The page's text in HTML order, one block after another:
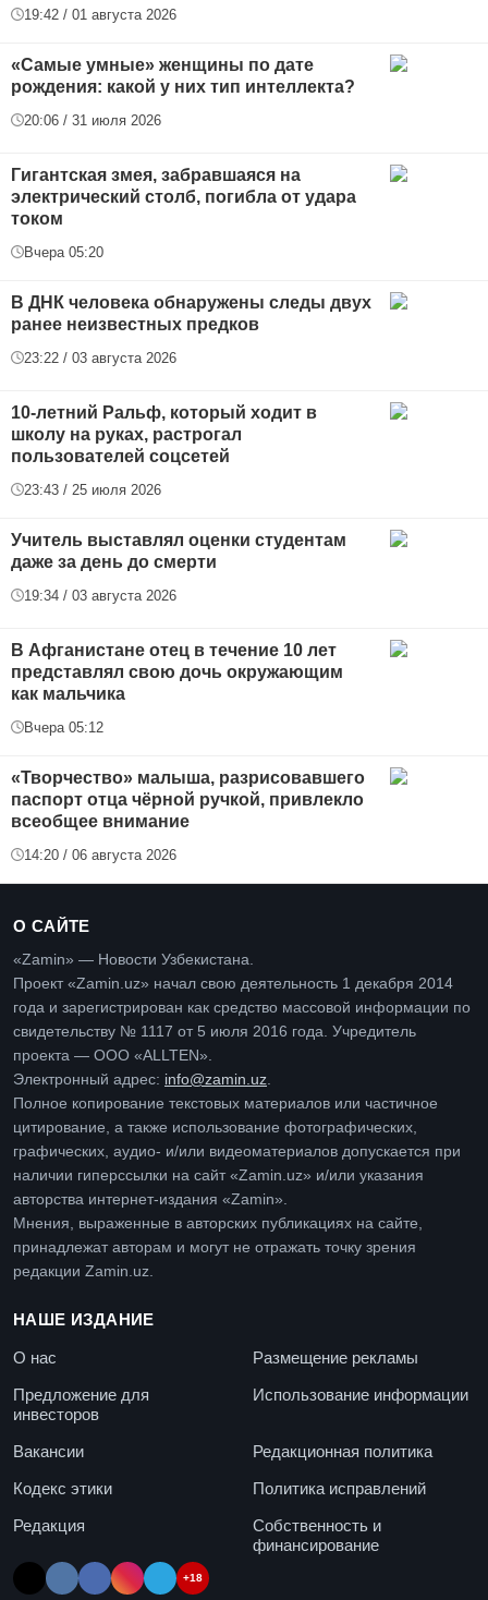
19:42 / 01 августа 2026
«Самые умные» женщины по дате
рождения: какой у них тип интеллекта?
20:06 / 31 июля 2026
Гигантская змея, забравшаяся на
электрический столб, погибла от удара
током
Вчера 05:20
В ДНК человека обнаружены следы двух
ранее неизвестных предков
23:22 / 03 августа 2026
10-летний Ральф, который ходит в
школу на руках, растрогал
пользователей соцсетей
23:43 / 25 июля 2026
Учитель выставлял оценки студентам
даже за день до смерти
19:34 / 03 августа 2026
В Афганистане отец в течение 10 лет
представлял свою дочь окружающим
как мальчика
Вчера 05:12
«Творчество» малыша, разрисовавшего
паспорт отца чёрной ручкой, привлекло
всеобщее внимание
14:20 / 06 августа 2026
О САЙТЕ
«Zamin» — Новости Узбекистана.
Проект «Zamin.uz» начал свою деятельность 1 декабря 2014
года и зарегистрирован как средство массовой информации по
свидетельству № 1117 от 5 июля 2016 года. Учредитель
проекта — ООО «ALLTEN».
Электронный адрес: info@zamin.uz
Полное копирование текстовых материалов или частичное
цитирование, а также использование фотографических,
графических, аудио- и/или видеоматериалов допускается при
наличии гиперссылки на сайт «Zamin.uz» и/или указания
авторства интернет-издания «Zamin».
Мнения, выраженные в авторских публикациях на сайте,
принадлежат авторам и могут не отражать точку зрения
редакции Zamin.uz.
НАШЕ ИЗДАНИЕ
О нас
Размещение рекламы
Предложение для
инвесторов
Использование информации
Вакансии
Редакционная политика
Кодекс этики
Политика исправлений
Редакция
Собственность и
финансирование
+18